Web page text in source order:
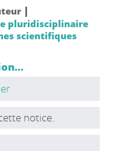
|
pluridisciplinaire
scientifiques
notice.